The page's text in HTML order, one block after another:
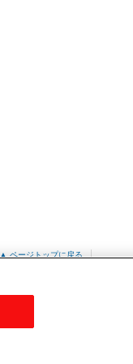
▲ ページトップに戻る